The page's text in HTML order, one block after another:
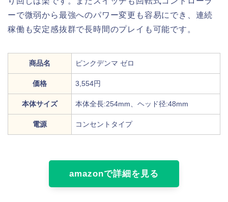
ーで微弱から最強へのパワー変更も容易にでき、連続
稼働も安定感抜群で長時間のプレイも可能です。
商品名 ピンクデンマ ゼロ
価格 3,554円
本体サイズ 本体全長:254mm、ヘッド径:48mm
電源 コンセントタイプ
amazonで詳細を見る